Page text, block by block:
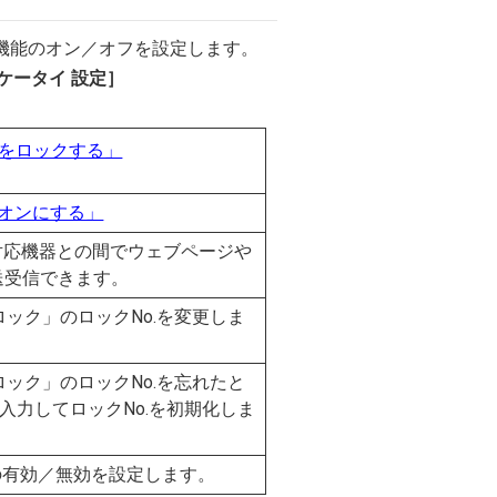
のオン／オフを設定します。
タイ 設定］
ロックする」
ンにする」
機器との間でウェブページや
信できます。
ク」のロックNo.を変更しま
ク」のロックNo.を忘れたと
力してロックNo.を初期化しま
効／無効を設定します。